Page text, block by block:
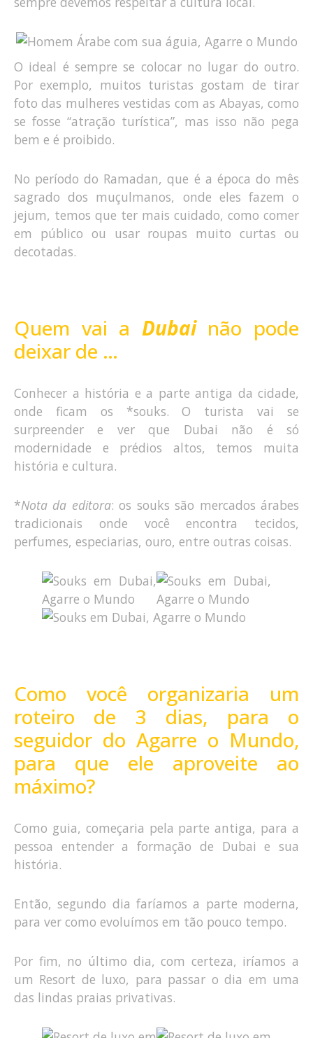
O ideal é sempre se colocar no lugar do outro.
Por exemplo, muitos turistas gostam de tirar
foto das mulheres vestidas com as Abayas, como
se fosse “atração turística”, mas isso não pega
bem e é proibido.
No período do Ramadan, que é a época do mês
sagrado dos muçulmanos, onde eles fazem o
jejum, temos que ter mais cuidado, como comer
em público ou usar roupas muito curtas ou
decotadas.
Quem vai a Dubainão pode
deixar de …
Conhecer a história e a parte antiga da cidade,
onde ficam os *souks. O turista vai se
surpreender e ver que Dubai não é só
modernidade e prédios altos, temos muita
história e cultura.
*Nota da editora: os souks são mercados árabes
tradicionais onde você encontra tecidos,
perfumes, especiarias, ouro, entre outras coisas.
Como você organizaria um
roteiro de 3 dias, para o
seguidor do Agarre o Mundo,
para que ele aproveite ao
máximo?
Como guia, começaria pela parte antiga, para a
pessoa entender a formação de Dubai e sua
história.
Então, segundo dia faríamos a parte moderna,
para ver como evoluímos em tão pouco tempo.
Por fim, no último dia, com certeza, iríamos a
um Resort de luxo, para passar o dia em uma
das lindas praias privativas.